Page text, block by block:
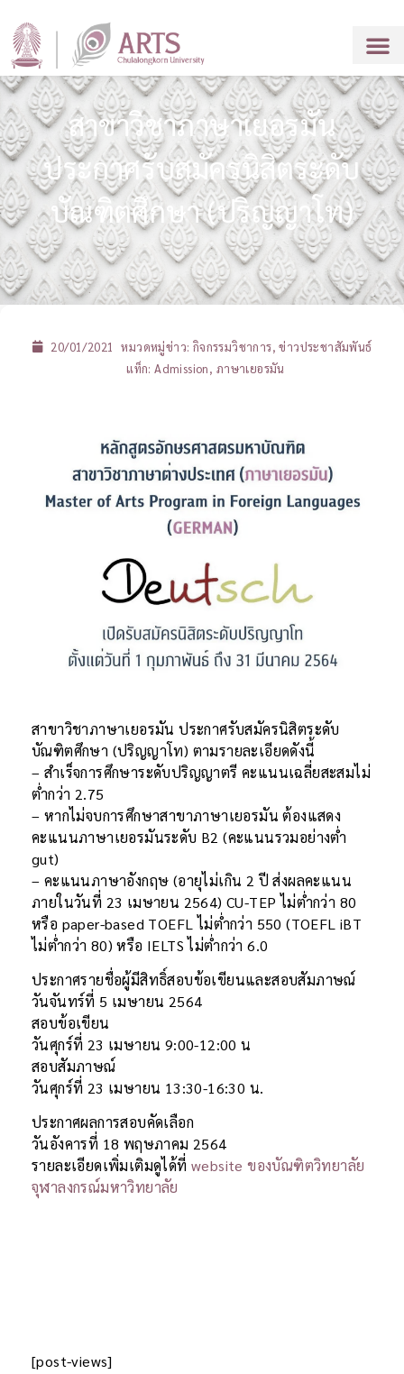
สาขาวิชาภาษาเยอรมัน
ประกาศรับสมัครนิสิตระดับ
บัณฑิตศึกษา (ปริญญาโท)
20/01/2021 หมวดหมู่ข่าว: กิจกรรมวิชาการ,ข่าวประชาสัมพันธ์
แท็ก: Admission, ภาษาเยอรมัน
สาขาวิชาภาษาเยอรมัน ประกาศรับสมัครนิสิตระดับ
บัณฑิตศึกษา (ปริญญาโท) ตามรายละเอียดดังนี้
– สำเร็จการศึกษาระดับปริญญาตรี คะแนนเฉลี่ยสะสมไม่
ต่ำกว่า 2.75
– หากไม่จบการศึกษาสาขาภาษาเยอรมัน ต้องแสดง
คะแนนภาษาเยอรมันระดับ B2 (คะแนนรวมอย่างต่ำ
gut)
– คะแนนภาษาอังกฤษ (อายุไม่เกิน 2 ปี ส่งผลคะแนน
ภายในวันที่ 23 เมษายน 2564) CU-TEP ไม่ต่ำกว่า 80
หรือ paper-based TOEFL ไม่ต่ำกว่า 550 (TOEFL iBT
ไม่ต่ำกว่า 80) หรือ IELTS ไม่ต่ำกว่า 6.0
ประกาศรายชื่อผู้มีสิทธิ์สอบข้อเขียนและสอบสัมภาษณ์
วันจันทร์ที่ 5 เมษายน 2564
สอบข้อเขียน
วันศุกร์ที่ 23 เมษายน 9:00-12:00 น
สอบสัมภาษณ์
วันศุกร์ที่ 23 เมษายน 13:30-16:30 น.
ประกาศผลการสอบคัดเลือก
วันอังคารที่ 18 พฤษภาคม 2564
รายละเอียดเพิ่มเติมดูได้ที่ website ของบัณฑิตวิทยาลัย
จุฬาลงกรณ์มหาวิทยาลัย
[post-views]